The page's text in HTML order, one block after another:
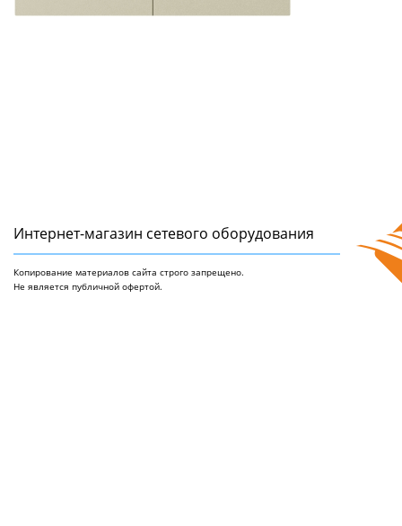
Интернет-магазин сетeвого оборудования
Копирование материалов сайта строго запрещено.
Не является публичной офертой.